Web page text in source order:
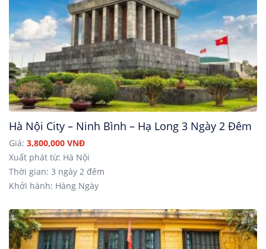
Hà Nội City – Ninh Bình – Hạ Long 3 Ngày 2 Đêm
Giá: 3,800,000 VNĐ
Xuất phát từ: Hà Nội
Thời gian: 3 ngày 2 đêm
Khởi hành: Hàng Ngày